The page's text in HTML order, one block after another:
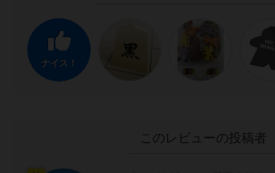
ナイス！
このレビューの投稿者